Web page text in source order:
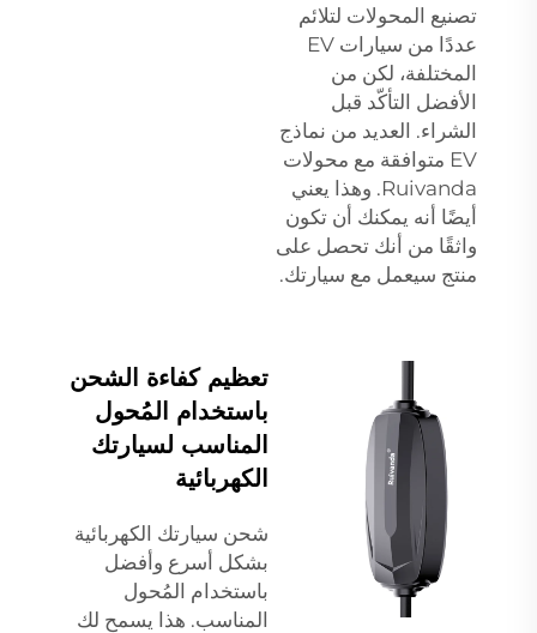
تصنيع المحولات لتلائم
عددًا من سيارات EV
المختلفة، لكن من
الأفضل التأكّد قبل
الشراء. العديد من نماذج
EV متوافقة مع محولات
Ruivanda. وهذا يعني
أيضًا أنه يمكنك أن تكون
واثقًا من أنك تحصل على
منتج سيعمل مع سيارتك.
تعظيم كفاءة الشحن
باستخدام المُحول
المناسب لسيارتك
الكهربائية
شحن سيارتك الكهربائية
بشكل أسرع وأفضل
باستخدام المُحول
المناسب. هذا يسمح لك